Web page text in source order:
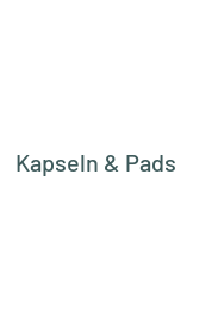
Kapseln & Pads